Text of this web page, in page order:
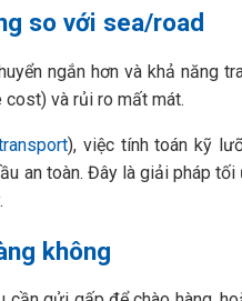
so với sea/road
ngắn hơn và khả năng
cost) và rủi ro mất mát.
), việc tính toán kỹ
an toàn. Đây là giải pháp
không